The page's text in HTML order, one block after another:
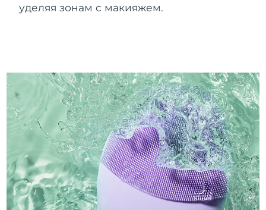
уделяя зонам с макияжем.